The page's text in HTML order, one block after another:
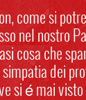
come si
nel nostro
cosa che
dei
si é mai